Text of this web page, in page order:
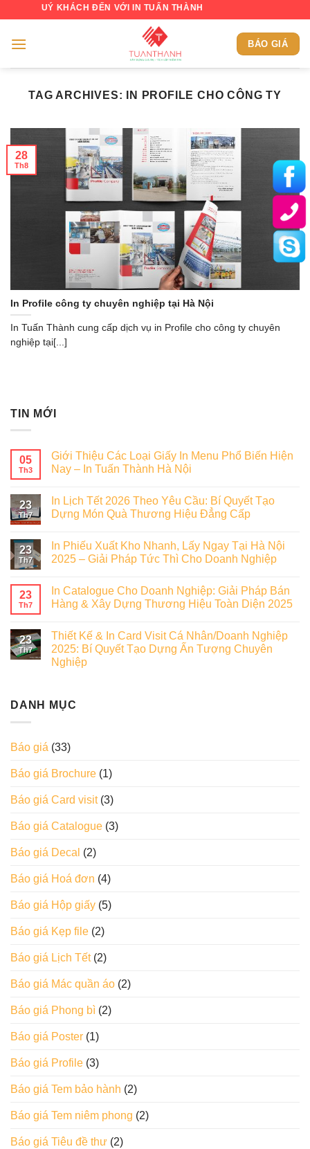
content
QUÝ KHÁCH ĐẾN VỚI IN TUẤN THÀNH
BÁO GIÁ
TAG ARCHIVES: IN PROFILE CHO CÔNG TY
In Profile công ty chuyên nghiệp tại Hà Nội
In Tuấn Thành cung cấp dịch vụ in Profile cho công ty chuyên
nghiệp tại[...]
28
Th8
TIN MỚI
05
Th3
Giới Thiệu Các Loại Giấy In Menu Phổ Biến Hiện
Nay – In Tuấn Thành Hà Nội
23
Th7
In Lịch Tết 2026 Theo Yêu Cầu: Bí Quyết Tạo
Dựng Món Quà Thương Hiệu Đẳng Cấp
23
Th7
In Phiếu Xuất Kho Nhanh, Lấy Ngay Tại Hà Nội
2025 – Giải Pháp Tức Thì Cho Doanh Nghiệp
23
Th7
In Catalogue Cho Doanh Nghiệp: Giải Pháp Bán
Hàng & Xây Dựng Thương Hiệu Toàn Diện 2025
23
Th7
Thiết Kế & In Card Visit Cá Nhân/Doanh Nghiệp
2025: Bí Quyết Tạo Dựng Ấn Tượng Chuyên
Nghiệp
DANH MỤC
Báo giá (33)
Báo giá Brochure (1)
Báo giá Card visit(3)
Báo giá Catalogue (3)
Báo giá Decal (2)
Báo giá Hoá đơn (4)
Báo giá Hộp giấy (5)
Báo giá Kẹp file (2)
Báo giá Lịch Tết(2)
Báo giá Mác quần áo (2)
Báo giá Phong bì (2)
Báo giá Poster (1)
Báo giá Profile (3)
Báo giá Tem bảo hành (2)
Báo giá Tem niêm phong (2)
Báo giá Tiêu đề thư (2)